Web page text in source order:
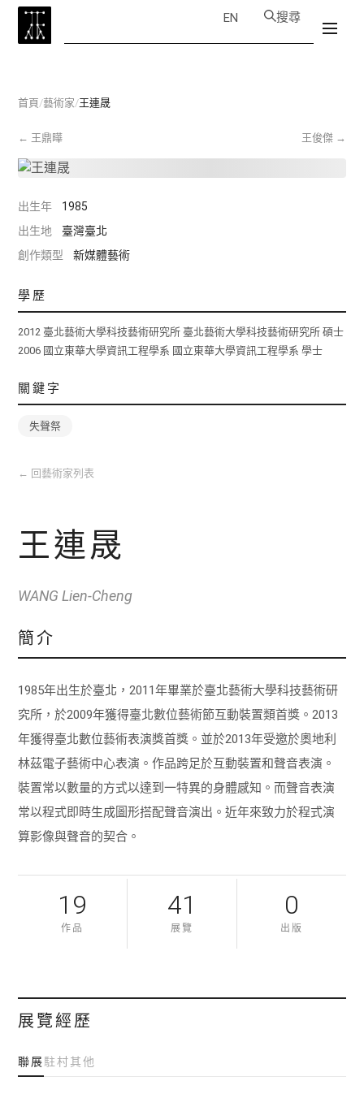
EN 搜尋
首頁/藝術家/王連晟
← 王鼎曄 王俊傑→
出生年
1985
出生地
臺灣臺北
創作類型
新媒體藝術
學歷
2012 臺北藝術大學科技藝術研究所 臺北藝術大學科技藝術研究所 碩士
2006 國立東華大學資訊工程學系 國立東華大學資訊工程學系 學士
關鍵字
失聲祭
← 回藝術家列表
王連晟
WANG Lien-Cheng
簡介
1985年出生於臺北，2011年畢業於臺北藝術大學科技藝術研
究所，於2009年獲得臺北數位藝術節互動裝置類首獎。2013
年獲得臺北數位藝術表演獎首獎。並於2013年受邀於奧地利
林茲電子藝術中心表演。作品跨足於互動裝置和聲音表演。
裝置常以數量的方式以達到一特異的身體感知。而聲音表演
常以程式即時生成圖形搭配聲音演出。近年來致力於程式演
算影像與聲音的契合。
19
作品
41
展覽
0
出版
展覽經歷
聯展駐村其他